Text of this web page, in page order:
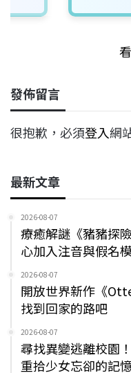
發佈留言
很抱歉，必須登入網
最新文章
2026-08-07
療癒解謎《豬豬探
心加入注音與假名
2026-08-07
開放世界新作《
找到回家的路吧
2026-08-07
尋找異變逃離校園
重拾少女忘卻的記憶